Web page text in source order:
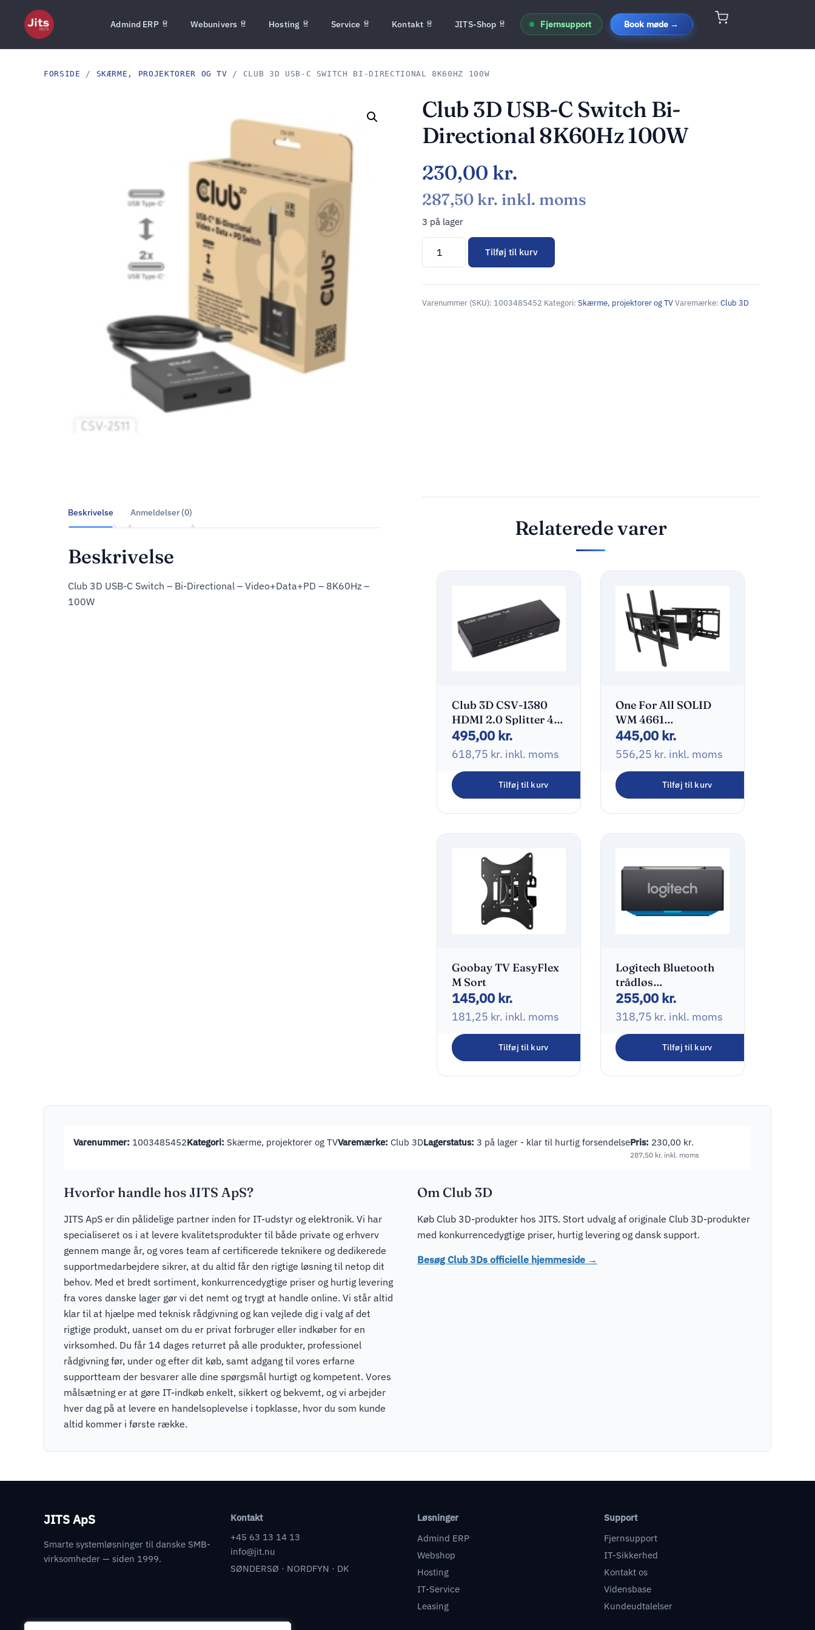
Admind ERP Webunivers Hosting Service Kontakt JITS-Shop Fjernsupport Book møde →
FORSIDE / SKÆRME, PROJEKTORER OG TV / CLUB 3D USB-C SWITCH BI-DIRECTIONAL 8K60HZ 100W
Club 3D USB-C Switch Bi-
Directional 8K60Hz 100W
230,00 kr.
287,50 kr. inkl. moms
3 på lager
Tilføj til kurv
Alternative:
Varenummer (SKU): 1003485452 Kategori: Skærme, projektorer og TVVaremærke: Club 3D
Beskrivelse Anmeldelser (0)
Beskrivelse
Club 3D USB-C Switch – Bi-Directional – Video+Data+PD – 8K60Hz –
100W
Relaterede varer
Club 3D CSV-1380
HDMI 2.0 Splitter 4
porte
495,00 kr.
618,75 kr. inkl. moms
Tilføj til kurv
One For All SOLID
WM 4661
Monteringssæt Fladt
panel 32″-84″
445,00 kr.
556,25 kr. inkl. moms
Tilføj til kurv
Goobay TV EasyFlex
M Sort
145,00 kr.
181,25 kr. inkl. moms
Tilføj til kurv
Logitech Bluetooth
trådløs
audiomodtager Sort
255,00 kr.
318,75 kr. inkl. moms
Tilføj til kurv
Varenummer: 1003485452Kategori: Skærme, projektorer og TVVaremærke: Club 3DLagerstatus: 3 på lager - klar til hurtig forsendelsePris: 230,00 kr.
287,50 kr. inkl. moms
Hvorfor handle hos JITS ApS?
JITS ApS er din pålidelige partner inden for IT-udstyr og elektronik. Vi har
specialiseret os i at levere kvalitetsprodukter til både private og erhverv
gennem mange år, og vores team af certificerede teknikere og dedikerede
supportmedarbejdere sikrer, at du altid får den rigtige løsning til netop dit
behov. Med et bredt sortiment, konkurrencedygtige priser og hurtig levering
fra vores danske lager gør vi det nemt og trygt at handle online. Vi står altid
klar til at hjælpe med teknisk rådgivning og kan vejlede dig i valg af det
rigtige produkt, uanset om du er privat forbruger eller indkøber for en
virksomhed. Du får 14 dages returret på alle produkter, professionel
rådgivning før, under og efter dit køb, samt adgang til vores erfarne
supportteam der besvarer alle dine spørgsmål hurtigt og kompetent. Vores
målsætning er at gøre IT-indkøb enkelt, sikkert og bekvemt, og vi arbejder
hver dag på at levere en handelsoplevelse i topklasse, hvor du som kunde
altid kommer i første række.
Om Club 3D
Køb Club 3D-produkter hos JITS. Stort udvalg af originale Club 3D-produkter
med konkurrencedygtige priser, hurtig levering og dansk support.
Besøg Club 3Ds officielle hjemmeside →
JITS ApS
Smarte systemløsninger til danske SMB-
virksomheder — siden 1999.
Kontakt
+45 63 13 14 13
info@jit.nu
SØNDERSØ · NORDFYN · DK
Løsninger
Admind ERP
Webshop
Hosting
IT-Service
Leasing
Support
Fjernsupport
IT-Sikkerhed
Kontakt os
Vidensbase
Kundeudtalelser